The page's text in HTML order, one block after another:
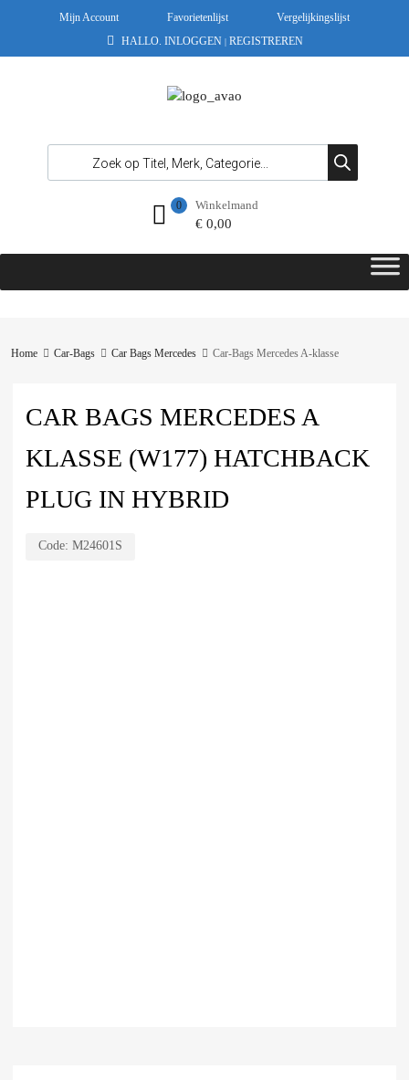
Mijn Account Favorietenlijst
Vergelijkingslijst
HALLO. INLOGGEN | REGISTREREN
Winkelmand
€0,00
0
Home Car-Bags Car Bags Mercedes Car-Bags Mercedes A-klasse
CAR BAGS MERCEDES A
KLASSE (W177) HATCHBACK
PLUG IN HYBRID
Code: M24601S